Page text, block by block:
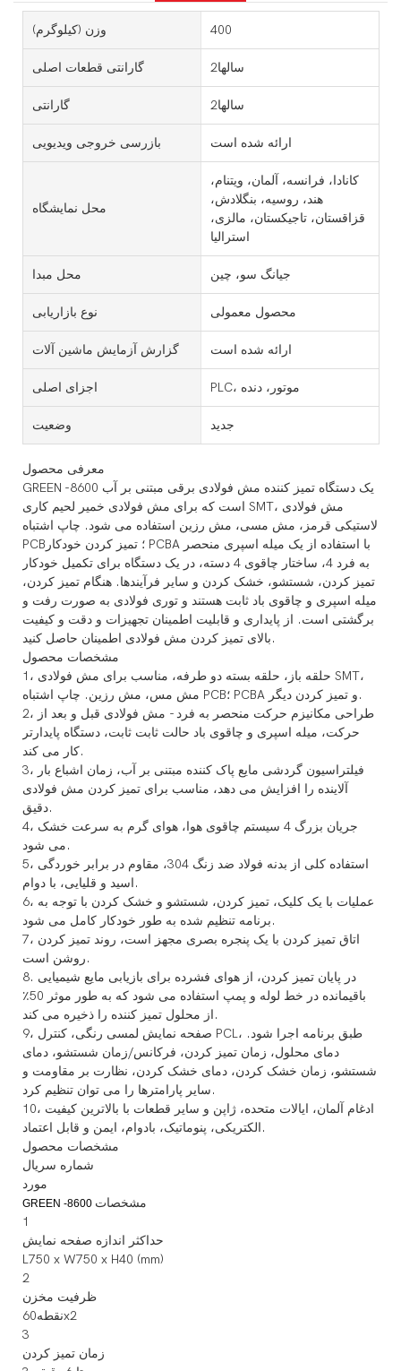
وزن (کیلوگرم) 400
گارانتی قطعات اصلی سالها2
گارانتی سالها2
بازرسی خروجی ویدیویی ارائه شده است
محل نمایشگاه
کانادا، فرانسه، آلمان، ویتنام،
هند، روسیه، بنگلادش،
قزاقستان، تاجیکستان، مالزی،
استرالیا
محل مبدا جیانگ سو، چین
نوع بازاریابی محصول معمولی
گزارش آزمایش ماشین آلات ارائه شده است
اجزای اصلی PLC، موتور، دنده
وضعیت جدید
معرفی محصول
GREEN -8600 یک دستگاه تمیز کننده مش فولادی برقی مبتنی بر آب
است که برای مش فولادی خمیر لحیم کاری SMT، مش فولادی
لاستیکی قرمز، مش مسی، مش رزین استفاده می شود. چاپ اشتباه
PCB؛ تمیز کردن خودکار PCBA با استفاده از یک میله اسپری منحصر
به فرد 4، ساختار چاقوی 4 دسته، در یک دستگاه برای تکمیل خودکار
تمیز کردن، شستشو، خشک کردن و سایر فرآیندها. هنگام تمیز کردن،
میله اسپری و چاقوی باد ثابت هستند و توری فولادی به صورت رفت و
برگشتی است. از پایداری و قابلیت اطمینان تجهیزات و دقت و کیفیت
بالای تمیز کردن مش فولادی اطمینان حاصل کنید.
مشخصات محصول
1، حلقه باز، حلقه بسته دو طرفه، مناسب برای مش فولادی SMT،
مش مس، مش رزین. چاپ اشتباه PCB؛ PCBA و تمیز کردن دیگر.
2، طراحی مکانیزم حرکت منحصر به فرد - مش فولادی قبل و بعد از
حرکت، میله اسپری و چاقوی باد حالت ثابت ثابت، دستگاه پایدارتر
کار می کند.
3، فیلتراسیون گردشی مایع پاک کننده مبتنی بر آب، زمان اشباع بار
آلاینده را افزایش می دهد، مناسب برای تمیز کردن مش فولادی
دقیق.
4، جریان بزرگ 4 سیستم چاقوی هوا، هوای گرم به سرعت خشک
می شود.
5، استفاده کلی از بدنه فولاد ضد زنگ 304، مقاوم در برابر خوردگی
اسید و قلیایی، با دوام.
6، عملیات با یک کلیک، تمیز کردن، شستشو و خشک کردن با توجه به
برنامه تنظیم شده به طور خودکار کامل می شود.
7، اتاق تمیز کردن با یک پنجره بصری مجهز است، روند تمیز کردن
روشن است.
8. در پایان تمیز کردن، از هوای فشرده برای بازیابی مایع شیمیایی
باقیمانده در خط لوله و پمپ استفاده می شود که به طور موثر 50٪
از محلول تمیز کننده را ذخیره می کند.
9، صفحه نمایش لمسی رنگی، کنترل PCL، طبق برنامه اجرا شود.
دمای محلول، زمان تمیز کردن، فرکانس/زمان شستشو، دمای
شستشو، زمان خشک کردن، دمای خشک کردن، نظارت بر مقاومت و
سایر پارامترها را می توان تنظیم کرد.
10، ادغام آلمان، ایالات متحده، ژاپن و سایر قطعات با بالاترین کیفیت
الکتریکی، پنوماتیک، بادوام، ایمن و قابل اعتماد.
مشخصات محصول
شماره سریال
مورد
GREEN -8600 مشخصات
1
حداکثر اندازه صفحه نمایش
L750 x W750 x H40 (mm)
2
ظرفیت مخزن
نقطه60x2
3
زمان تمیز کردن